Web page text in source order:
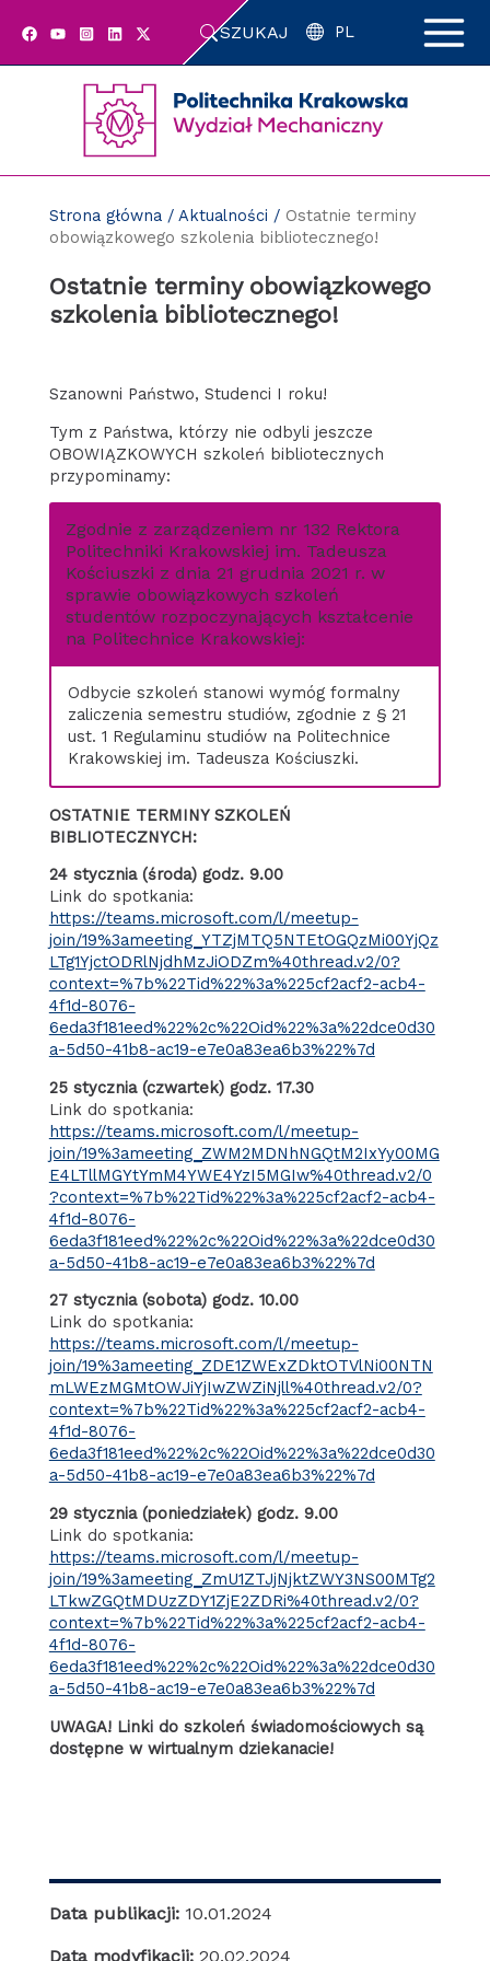
SZUKAJ PL
Strona główna/ Aktualności / Ostatnie terminy
obowiązkowego szkolenia bibliotecznego!
Ostatnie terminy obowiązkowego
szkolenia bibliotecznego!
Szanowni Państwo, Studenci I roku!
Tym z Państwa, którzy nie odbyli jeszcze
OBOWIĄZKOWYCH szkoleń bibliotecznych
przypominamy:
Zgodnie z zarządzeniem nr 132 Rektora
Politechniki Krakowskiej im. Tadeusza
Kościuszki z dnia 21 grudnia 2021 r. w
sprawie obowiązkowych szkoleń
studentów rozpoczynających kształcenie
na Politechnice Krakowskiej:
Odbycie szkoleń stanowi wymóg formalny
zaliczenia semestru studiów, zgodnie z § 21
ust. 1 Regulaminu studiów na Politechnice
Krakowskiej im. Tadeusza Kościuszki.
OSTATNIE TERMINY SZKOLEŃ
BIBLIOTECZNYCH:
24 stycznia (środa) godz. 9.00
Link do spotkania:
https://teams.microsoft.com/l/meetup-
join/19%3ameeting_YTZjMTQ5NTEtOGQzMi00YjQz
LTg1YjctODRlNjdhMzJiODZm%40thread.v2/0?
context=%7b%22Tid%22%3a%225cf2acf2-acb4-
4f1d-8076-
6eda3f181eed%22%2c%22Oid%22%3a%22dce0d30
a-5d50-41b8-ac19-e7e0a83ea6b3%22%7d
25 stycznia (czwartek) godz. 17.30
Link do spotkania:
https://teams.microsoft.com/l/meetup-
join/19%3ameeting_ZWM2MDNhNGQtM2IxYy00MG
E4LTllMGYtYmM4YWE4YzI5MGIw%40thread.v2/0
?context=%7b%22Tid%22%3a%225cf2acf2-acb4-
4f1d-8076-
6eda3f181eed%22%2c%22Oid%22%3a%22dce0d30
a-5d50-41b8-ac19-e7e0a83ea6b3%22%7d
27 stycznia (sobota) godz. 10.00
Link do spotkania:
https://teams.microsoft.com/l/meetup-
join/19%3ameeting_ZDE1ZWExZDktOTVlNi00NTN
mLWEzMGMtOWJiYjIwZWZiNjll%40thread.v2/0?
context=%7b%22Tid%22%3a%225cf2acf2-acb4-
4f1d-8076-
6eda3f181eed%22%2c%22Oid%22%3a%22dce0d30
a-5d50-41b8-ac19-e7e0a83ea6b3%22%7d
29 stycznia (poniedziałek) godz. 9.00
Link do spotkania:
https://teams.microsoft.com/l/meetup-
join/19%3ameeting_ZmU1ZTJjNjktZWY3NS00MTg2
LTkwZGQtMDUzZDY1ZjE2ZDRi%40thread.v2/0?
context=%7b%22Tid%22%3a%225cf2acf2-acb4-
4f1d-8076-
6eda3f181eed%22%2c%22Oid%22%3a%22dce0d30
a-5d50-41b8-ac19-e7e0a83ea6b3%22%7d
UWAGA! Linki do szkoleń świadomościowych są
dostępne w wirtualnym dziekanacie!
Data publikacji: 10.01.2024
Data modyfikacji: 20.02.2024